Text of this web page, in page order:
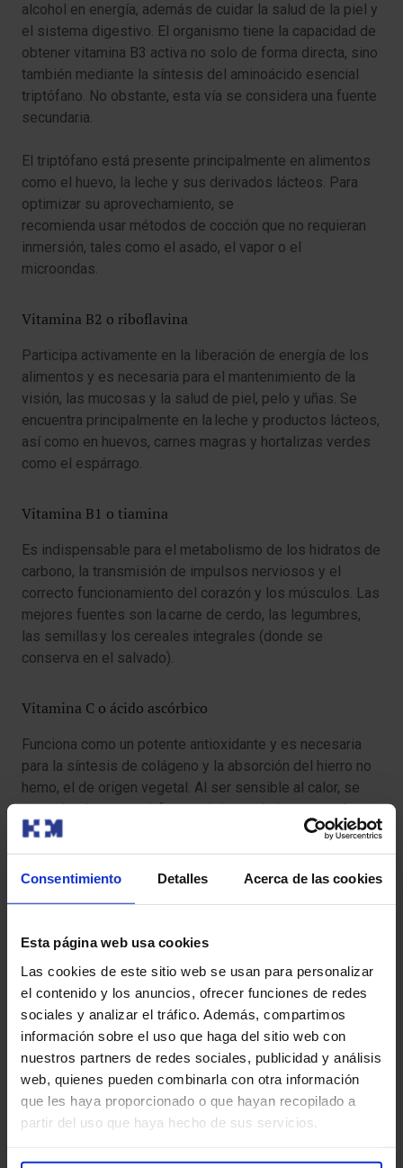
Consentimiento Detalles Acerca de las cookies
Esta página web usa cookies
Las cookies de este sitio web se usan para personalizar
el contenido y los anuncios, ofrecer funciones de redes
sociales y analizar el tráfico. Además, compartimos
información sobre el uso que haga del sitio web con
nuestros partners de redes sociales, publicidad y análisis
web, quienes pueden combinarla con otra información
que les haya proporcionado o que hayan recopilado a
partir del uso que haya hecho de sus servicios.
alcohol en energía, además de cuidar la salud de la piel y
el sistema digestivo. El organismo tiene la capacidad de
obtener vitamina B3 activa no solo de forma directa, sino
también mediante la síntesis del aminoácido esencial
triptófano. No obstante, esta vía se considera una fuente
secundaria.
El triptófano está presente principalmente en alimentos
como el huevo, la leche y sus derivados lácteos. Para
optimizar su aprovechamiento, se
recomienda usar métodos de cocción que no requieran
inmersión, tales como el asado, el vapor o el
microondas.
Vitamina B2 o riboflavina
Participa activamente en la liberación de energía de los
alimentos y es necesaria para el mantenimiento de la
visión, las mucosas y la salud de piel, pelo y uñas. Se
encuentra principalmente en la leche y productos lácteos,
así como en huevos, carnes magras y hortalizas verdes
como el espárrago.
Vitamina B1 o tiamina
Es indispensable para el metabolismo de los hidratos de
carbono, la transmisión de impulsos nerviosos y el
correcto funcionamiento del corazón y los músculos. Las
mejores fuentes son la carne de cerdo, las legumbres,
las semillas y los cereales integrales (donde se
conserva en el salvado).
Vitamina C o ácido ascórbico
Funciona como un potente antioxidante y es necesaria
para la síntesis de colágeno y la absorción del hierro no
hemo, el de origen vegetal. Al ser sensible al calor, se
recomienda consumir frutos cítricos, pimientos crudos,
kiwi, fresas y brócoli al vapor o crudo para evitar
su pérdida durante el cocinado.
Vitamina K o filoquinona y menaquinona
Es la vitamina clave para la coagulación sanguínea y la
través de las verduras de hoja verde oscura, como la col
rizada, las acelgas, la lechuga y las espinacas, mientras
que la K2 la producen las bacterias intestinales y se
encuentra en alimentos fermentados y algunos quesos.
Vitamina E o tocoferol
Es el principal antioxidante liposoluble, encargado de